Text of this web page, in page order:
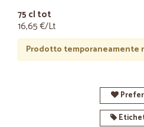
75 cl tot
16,65 €/Lt
Prodotto temporaneamente